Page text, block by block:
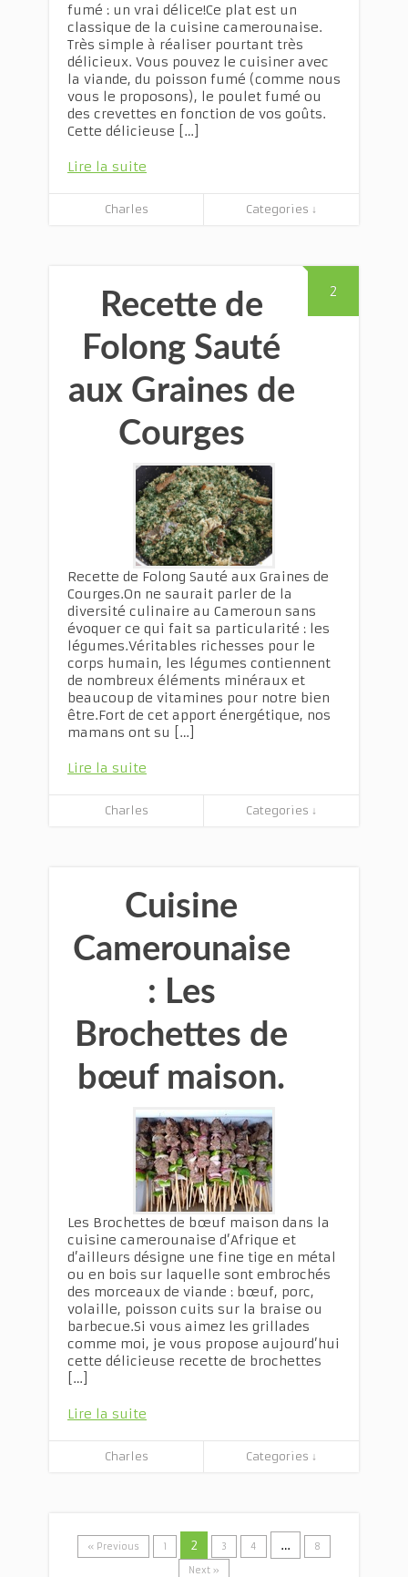
fumé : un vrai délice!Ce plat est un
classique de la cuisine camerounaise.
Très simple à réaliser pourtant très
délicieux. Vous pouvez le cuisiner avec
la viande, du poisson fumé (comme nous
vous le proposons), le poulet fumé ou
des crevettes en fonction de vos goûts.
Cette délicieuse […]
Lire la suite
Charles Categories ↓
2
Recette de
Folong Sauté
aux Graines de
Courges
Recette de Folong Sauté aux Graines de
Courges.On ne saurait parler de la
diversité culinaire au Cameroun sans
évoquer ce qui fait sa particularité : les
légumes.Véritables richesses pour le
corps humain, les légumes contiennent
de nombreux éléments minéraux et
beaucoup de vitamines pour notre bien
être.Fort de cet apport énergétique, nos
mamans ont su […]
Lire la suite
Charles Categories ↓
Cuisine
Camerounaise
: Les
Brochettes de
bœuf maison.
Les Brochettes de bœuf maison dans la
cuisine camerounaise d’Afrique et
d’ailleurs désigne une fine tige en métal
ou en bois sur laquelle sont embrochés
des morceaux de viande : bœuf, porc,
volaille, poisson cuits sur la braise ou
barbecue.Si vous aimez les grillades
comme moi, je vous propose aujourd’hui
cette délicieuse recette de brochettes
[…]
Lire la suite
Charles Categories ↓
« Previous 1 2 3 4 …
8
Next »